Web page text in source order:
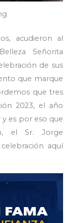
acudieron al
Señorita
de sus
que marque
que tres
2023, el año
y es por eso que
el Sr. Jorge
aquí